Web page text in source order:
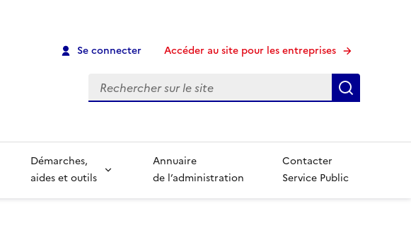
Se connecter Accéder au site pour les entreprises
Recherche
Démarches,
aides et outils
Annuaire
de l’administration
Contacter
Service Public